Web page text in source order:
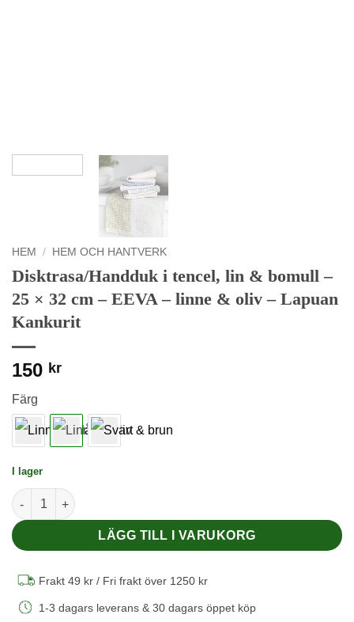
HEM / HEM OCH HANTVERK
Disktrasa/Handduk i tencel, lin & bomull –
25 × 32 cm – EEVA – linne & oliv – Lapuan
Kankurit
150 kr
Färg
I lager
Disktrasa/Handduk i tencel, lin & bomull – 25 × 32 cm – EEVA
LÄGG TILL I VARUKORG
Frakt 49 kr / Fri frakt över 1250 kr
1-3 dagars leverans & 30 dagars öppet köp